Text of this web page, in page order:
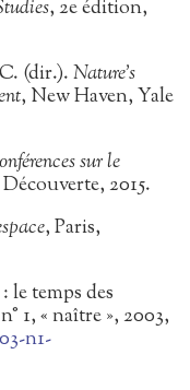
, 2e édition,
(dir.).Nature’s
, New Haven, Yale
sur le
2015.
, Paris,
le temps des
1, « naître », 2003,
n1-